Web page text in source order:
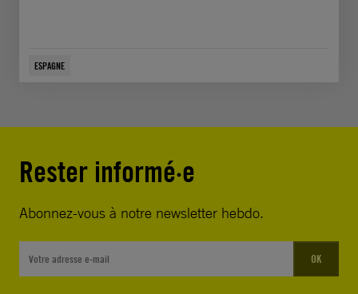
ESPAGNE
Rester informé·e
Abonnez-vous à notre newsletter hebdo.
OK